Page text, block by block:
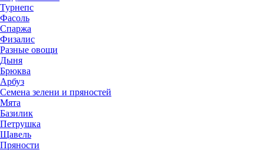
Турнепс
Фасоль
Спаржа
Физалис
Разные овощи
Дыня
Брюква
Арбуз
Семена зелени и пряностей
Мята
Базилик
Петрушка
Щавель
Пряности